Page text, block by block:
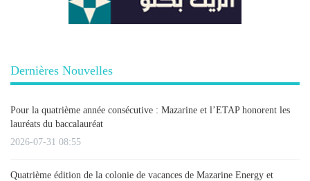
Dernières Nouvelles
Pour la quatrième année consécutive : Mazarine et l’ETAP honorent les
lauréats du baccalauréat
2026-07-31 08:55
Quatrième édition de la colonie de vacances de Mazarine Energy et